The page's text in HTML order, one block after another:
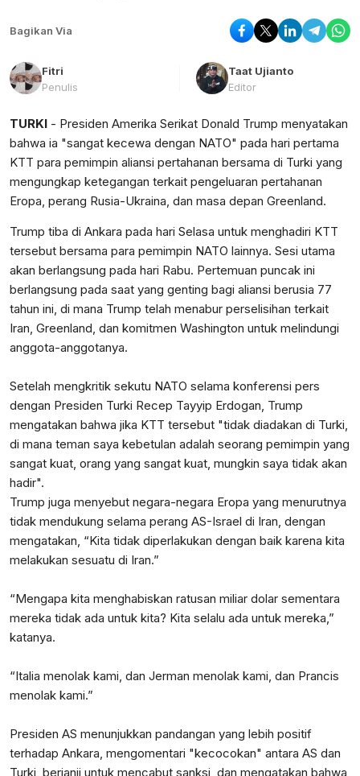
Bagikan Via
Fitri
Penulis
Taat Ujianto
Editor
TURKI - Presiden Amerika Serikat Donald Trump menyatakan
bahwa ia "sangat kecewa dengan NATO" pada hari pertama
KTT para pemimpin aliansi pertahanan bersama di Turki yang
mengungkap ketegangan terkait pengeluaran pertahanan
Eropa, perang Rusia-Ukraina, dan masa depan Greenland.
Trump tiba di Ankara pada hari Selasa untuk menghadiri KTT
tersebut bersama para pemimpin NATO lainnya. Sesi utama
akan berlangsung pada hari Rabu. Pertemuan puncak ini
berlangsung pada saat yang genting bagi aliansi berusia 77
tahun ini, di mana Trump telah menabur perselisihan terkait
Iran, Greenland, dan komitmen Washington untuk melindungi
anggota-anggotanya.
Setelah mengkritik sekutu NATO selama konferensi pers
dengan Presiden Turki Recep Tayyip Erdogan, Trump
mengatakan bahwa jika KTT tersebut "tidak diadakan di Turki,
di mana teman saya kebetulan adalah seorang pemimpin yang
sangat kuat, orang yang sangat kuat, mungkin saya tidak akan
hadir".
Trump juga menyebut negara-negara Eropa yang menurutnya
tidak mendukung selama perang AS-Israel di Iran, dengan
mengatakan, “Kita tidak diperlakukan dengan baik karena kita
melakukan sesuatu di Iran.”
“Mengapa kita menghabiskan ratusan miliar dolar sementara
mereka tidak ada untuk kita? Kita selalu ada untuk mereka,”
katanya.
“Italia menolak kami, dan Jerman menolak kami, dan Prancis
menolak kami.”
Presiden AS menunjukkan pandangan yang lebih positif
terhadap Ankara, mengomentari "kecocokan" antara AS dan
Turki, berjanji untuk mencabut sanksi, dan mengatakan bahwa